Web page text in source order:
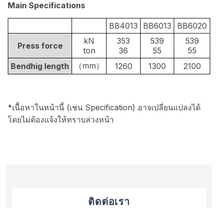
Main Specifications
BB4013 BB6013 BB6020
Press force
kN
ton
353
36
539
55
539
55
Bendhig length
（mm） 1260 1300 2100
*เนื้อหาในหน้านี้ (เช่น Specification) อาจเปลี่ยนแปลงได้
โดยไม่ต้องแจ้งให้ทราบล่วงหน้า
ติดต่อเรา